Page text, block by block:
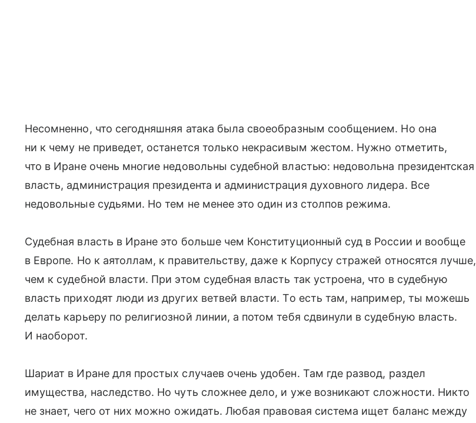
Несомненно, что сегодняшняя атака была своеобразным сообщением. Но она
ни к чему не приведет, останется только некрасивым жестом. Нужно отметить,
что в Иране очень многие недовольны судебной властью: недовольна президентская
власть, администрация президента и администрация духовного лидера. Все
недовольные судьями. Но тем не менее это один из столпов режима.
Судебная власть в Иране это больше чем Конституционный суд в России и вообще
в Европе. Но к аятоллам, к правительству, даже к Корпусу стражей относятся лучше,
чем к судебной власти. При этом судебная власть так устроена, что в судебную
власть приходят люди из других ветвей власти. То есть там, например, ты можешь
делать карьеру по религиозной линии, а потом тебя сдвинули в судебную власть.
И наоборот.
Шариат в Иране для простых случаев очень удобен. Там где развод, раздел
имущества, наследство. Но чуть сложнее дело, и уже возникают сложности. Никто
не знает, чего от них можно ожидать. Любая правовая система ищет баланс между